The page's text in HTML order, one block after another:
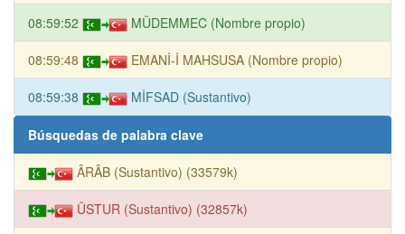
08:59:52 MÜDEMMEC (Nombre propio)
08:59:48 EMANİ-İ MAHSUSA (Nombre propio)
08:59:38 MİFSAD (Sustantivo)
Búsquedas de palabra clave
ÂRÂB (Sustantivo) (33579k)
ÜSTUR (Sustantivo) (32857k)